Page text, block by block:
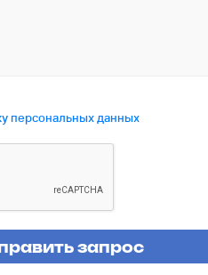
персональных данных